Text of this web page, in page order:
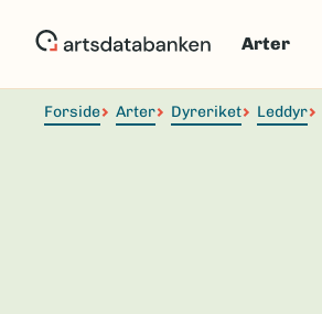
Arter
Forside Arter Dyreriket Leddyr